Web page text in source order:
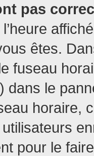
pas
êtes.
fuseau
dans le
horaire,
pour le